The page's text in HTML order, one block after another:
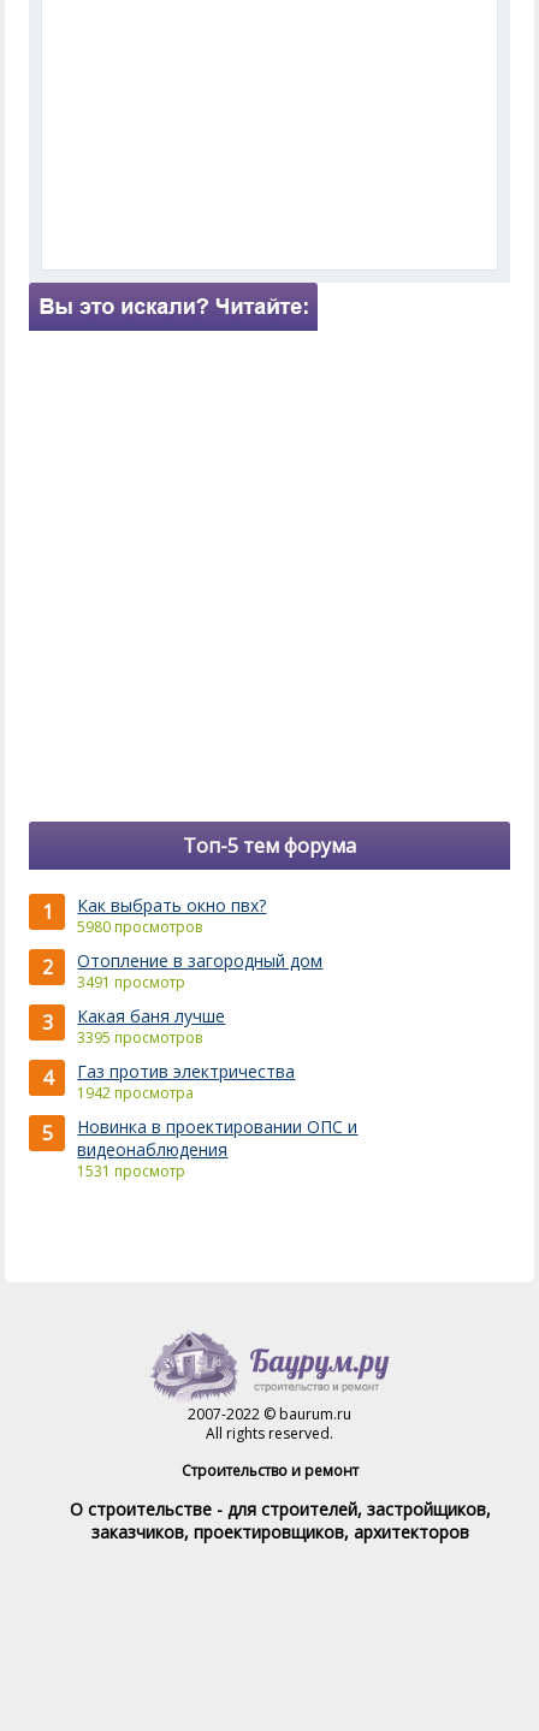
Топ-5 тем форума
1 Как выбрать окно пвх?
5980 просмотров
2 Отопление в загородный дом
3491 просмотр
3 Какая баня лучше
3395 просмотров
4 Газ против электричества
1942 просмотра
5
Новинка в проектировании ОПС и
видеонаблюдения
1531 просмотр
2007-2022 © baurum.ru
All rights reserved.
Строительство и ремонт
О строительстве - для строителей, застройщиков,
заказчиков, проектировщиков, архитекторов